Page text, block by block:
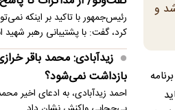
و
تصویب لایحه تشدید
تحریم‌های ایران در سنای
اعتراض ترامپ به حکم
علت شنیده شدن صدای
رئیس‌جمهور با تاکید بر اینکه
کرد، گفت: با پشتیبانی رهبر شهید
زیدآبادی: محمد باقر
بازداشت نمی‌شود؟
احمد زیدآبادی، به ادعای اخیر